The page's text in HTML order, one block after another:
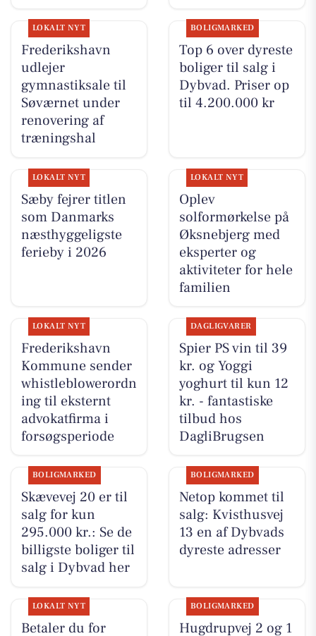
LOKALT NYT
Frederikshavn
udlejer
gymnastiksale til
Søværnet under
renovering af
træningshal
BOLIGMARKED
Top 6 over dyreste
boliger til salg i
Dybvad. Priser op
til 4.200.000 kr
LOKALT NYT
Sæby fejrer titlen
som Danmarks
næsthyggeligste
ferieby i 2026
LOKALT NYT
Oplev
solformørkelse på
Øksnebjerg med
eksperter og
aktiviteter for hele
familien
LOKALT NYT
Frederikshavn
Kommune sender
whistleblowerordn
ing til eksternt
advokatfirma i
forsøgsperiode
DAGLIGVARER
Spier PS vin til 39
kr. og Yoggi
yoghurt til kun 12
kr. - fantastiske
tilbud hos
DagliBrugsen
BOLIGMARKED
Skævevej 20 er til
salg for kun
295.000 kr.: Se de
billigste boliger til
salg i Dybvad her
BOLIGMARKED
Netop kommet til
salg: Kvisthusvej
13 en af Dybvads
dyreste adresser
LOKALT NYT
Betaler du for
BOLIGMARKED
Hugdrupvej 2 og 1